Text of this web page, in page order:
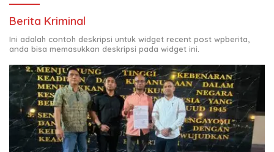
Berita Kriminal
Ini adalah contoh deskripsi untuk widget recent post wpberita,
anda bisa memasukkan deskripsi pada widget ini.